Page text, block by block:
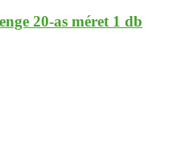
20-as méret 1 db